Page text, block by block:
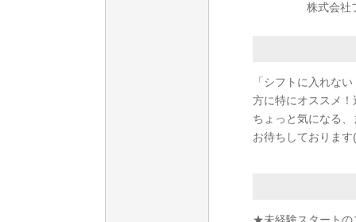
株式会社
「シフトに入れな
方に特にオススメ
ちょっと気になる
お待ちしておりま
★未経験スタートの